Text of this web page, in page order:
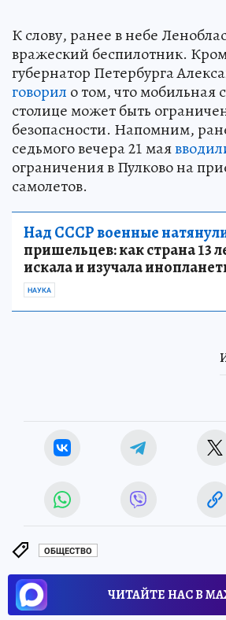
К слову, ранее в небе
вражеский беспилотник.
губернатор Петербурга
говорил о том, что мобильная
столице может быть
безопасности. Напомним,
седьмого вечера 21 мая
ограничения в Пулково на
самолетов.
Над СССР военные
пришельцев: как страна 13
искала и изучала
НАУКА
ОБЩЕСТВО
ЧИТАЙТЕ НАС В